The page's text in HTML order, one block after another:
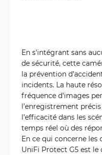
En s’intégrant sans
de sécurité, cette
la prévention
incidents. La haute
fréquence d’images
l’enregistrement
l’efficacité dans les
temps réel où des
En ce qui concerne les
UniFi Protect G5 est